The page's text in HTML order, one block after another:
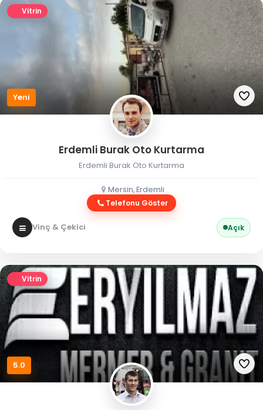
Vitrin
Yeni
Erdemli Burak Oto Kurtarma
Erdemli Burak Oto Kurtarma
Mersin, Erdemli
Telefonu Göster
Vinç & Çekici Açık
Vitrin
5.0